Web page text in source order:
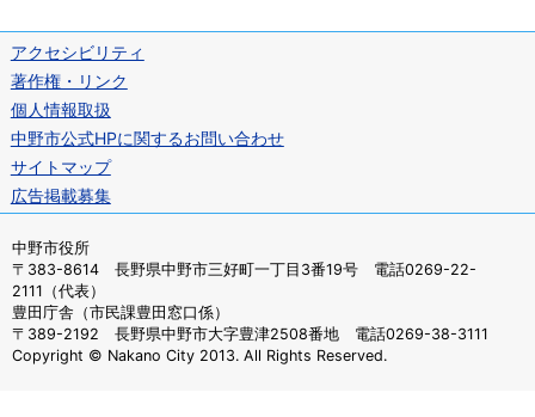
アクセシビリティ
著作権・リンク
個人情報取扱
中野市公式HPに関するお問い合わせ
サイトマップ
広告掲載募集
中野市役所
〒383-8614 長野県中野市三好町一丁目3番19号 電話0269-22-
2111（代表）
豊田庁舎（市民課豊田窓口係）
〒389-2192 長野県中野市大字豊津2508番地 電話0269-38-3111
Copyright © Nakano City 2013. All Rights Reserved.